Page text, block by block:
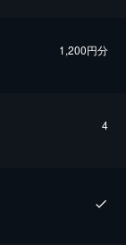
1,200円分
4